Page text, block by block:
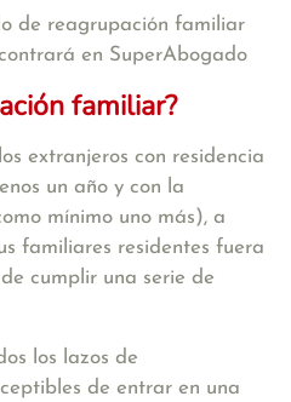
de reagrupación familiar
en SuperAbogado
familiar?
extranjeros con residencia
un año y con la
mínimo uno más), a
familiares residentes fuera
cumplir una serie de
los lazos de
de entrar en una